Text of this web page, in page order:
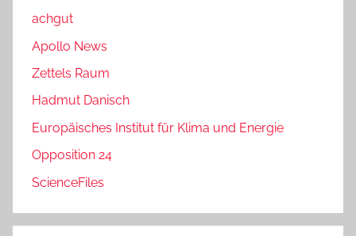
achgut
Apollo News
Zettels Raum
Hadmut Danisch
Europäisches Institut für Klima und Energie
Opposition 24
ScienceFiles